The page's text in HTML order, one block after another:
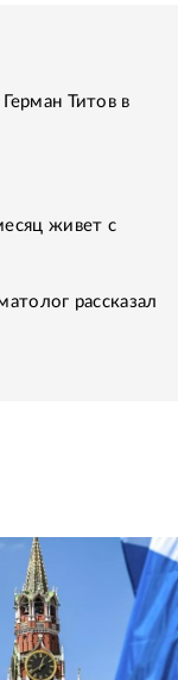
Титов в
живет с
рассказал